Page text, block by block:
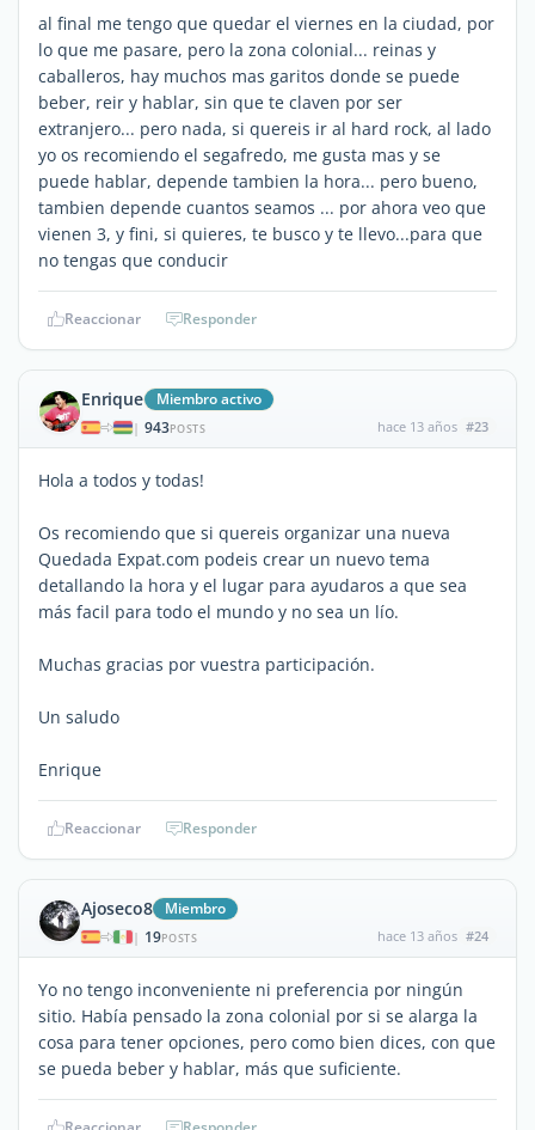
al final me tengo que quedar el viernes en la ciudad, por
lo que me pasare, pero la zona colonial... reinas y
caballeros, hay muchos mas garitos donde se puede
beber, reir y hablar, sin que te claven por ser
extranjero... pero nada, si quereis ir al hard rock, al lado
yo os recomiendo el segafredo, me gusta mas y se
puede hablar, depende tambien la hora... pero bueno,
tambien depende cuantos seamos ... por ahora veo que
vienen 3, y fini, si quieres, te busco y te llevo...para que
no tengas que conducir
Reaccionar Responder
Enrique Miembro activo
| 943POSTS hace 13 años #23
Hola a todos y todas!
Os recomiendo que si quereis organizar una nueva
Quedada Expat.com podeis crear un nuevo tema
detallando la hora y el lugar para ayudaros a que sea
más facil para todo el mundo y no sea un lío.
Muchas gracias por vuestra participación.
Un saludo
Enrique
Reaccionar Responder
Ajoseco8 Miembro
| 19POSTS hace 13 años #24
Yo no tengo inconveniente ni preferencia por ningún
sitio. Había pensado la zona colonial por si se alarga la
cosa para tener opciones, pero como bien dices, con que
se pueda beber y hablar, más que suficiente.